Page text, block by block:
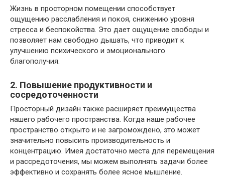
Жизнь в просторном помещении способствует
ощущению расслабления и покоя, снижению уровня
стресса и беспокойства. Это дает ощущение свободы и
позволяет нам свободно дышать, что приводит к
улучшению психического и эмоционального
благополучия.
2. Повышение продуктивности и
сосредоточенности
Просторный дизайн также расширяет преимущества
нашего рабочего пространства. Когда наше рабочее
пространство открыто и не загромождено, это может
значительно повысить производительность и
концентрацию. Имея достаточно места для перемещения
и рассредоточения, мы можем выполнять задачи более
эффективно и сохранять более ясное мышление.